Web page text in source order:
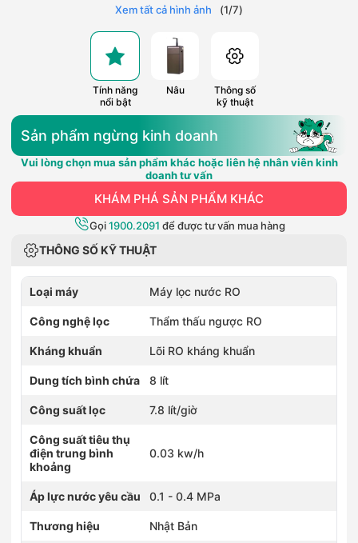
Xem tất cả hình ảnh (1/7)
Tính năng
nổi bật
Nâu
Thông số
kỹ thuật
Sản phẩm ngừng kinh doanh
Vui lòng chọn mua sản phẩm khác hoặc liên hệ nhân viên kinh
doanh tư vấn
KHÁM PHÁ SẢN PHẨM KHÁC
Gọi1900.2091 để được tư vấn mua hàng
THÔNG SỐ KỸ THUẬT
Loại máy Máy lọc nước RO
Công nghệ lọc Thẩm thấu ngược RO
Kháng khuẩn Lõi RO kháng khuẩn
Dung tích bình chứa 8 lít
Công suất lọc 7.8 lít/giờ
Công suất tiêu thụ
điện trung bình
khoảng
0.03 kw/h
Áp lực nước yêu cầu 0.1 - 0.4 MPa
Thương hiệu Nhật Bản